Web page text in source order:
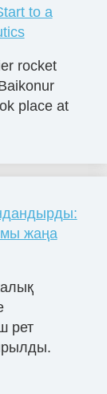
to a
rocket
place at
жаңа
рет